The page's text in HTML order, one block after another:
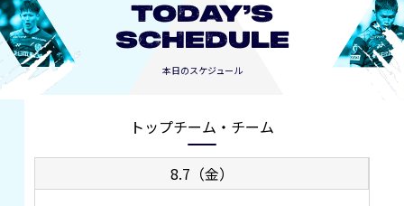
TODAY’S
SCHEDULE
本日のスケジュール
トップチーム・チーム
8.7（金）